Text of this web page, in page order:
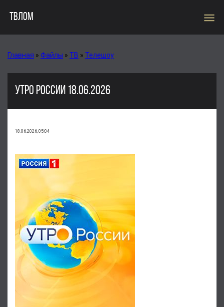
ТВЛОМ menu
Главная » Файлы » ТВ » Телешоу
УТРО РОССИИ 18.06.2026
18.06.2026, 05:04